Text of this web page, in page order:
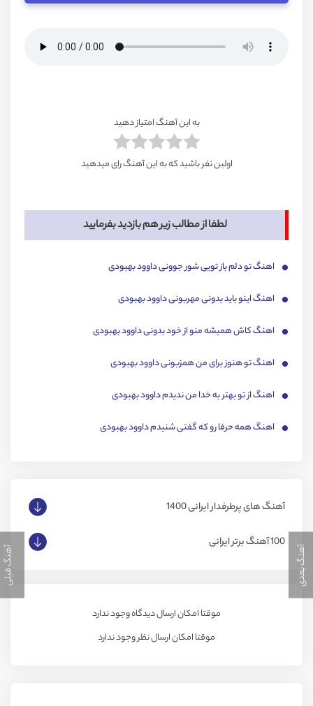
آهنگ بعدی آهنگ قبلی
به این آهنگ امتیاز دهید
اولین نفر باشید که به این آهنگ رای میدهید
لطفا از مطالب زیر هم بازدید بفرمایید
اهنگ تو دلم باز تویی شور جوونی داوود بهبودی
اهنگ اینو باید بدونی مهربونی داوود بهبودی
اهنگ کاش همیشه منو از خود بدونی داوود بهبودی
اهنگ تو هنوز برای من همزبونی داوود بهبودی
اهنگ از تو بهتر به خدا من ندیدم داوود بهبودی
اهنگ همه حرفا رو که گفتی شنیدم داوود بهبودی
آهنگ های پرطرفدار ایرانی 1400
100 آهنگ برتر ایرانی
موقتا امکان ارسال دیدگاه وجود ندارد
موقتا امکان ارسال نظر وجود ندارد